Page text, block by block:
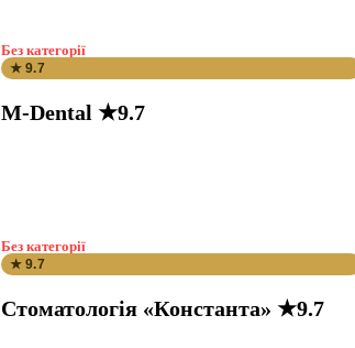
Без категорії
★ 9.7
M-Dental ★9.7
Без категорії
★ 9.7
Стоматологія «Константа» ★9.7